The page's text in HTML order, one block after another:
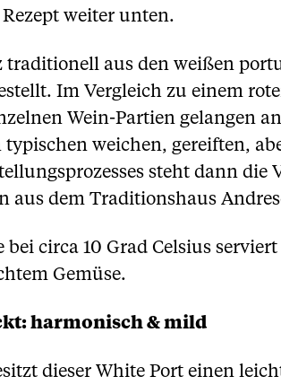
weiter unten.
aus den weißen
Im Vergleich zu einem
Wein-Partien gelangen
weichen, gereiften,
steht dann
aus dem Traditionshaus
circa 10 Grad Celsius
Gemüse.
harmonisch & mild
dieser White Port einen